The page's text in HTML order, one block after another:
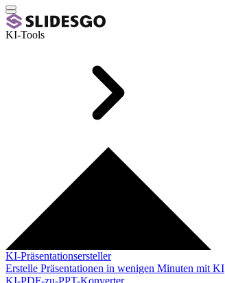
KI-Tools
KI-Präsentationsersteller
Erstelle Präsentationen in wenigen Minuten mit KI
KI-PDF-zu-PPT-Konverter